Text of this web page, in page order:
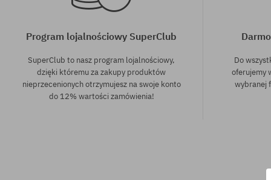
Program lojalnościowy SuperClub
SuperClub to nasz program lojalnościowy,
dzięki któremu za zakupy produktów
nieprzecenionych otrzymujesz na swoje konto
do 12% wartości zamówienia!
Do
oferujemy
wybranej